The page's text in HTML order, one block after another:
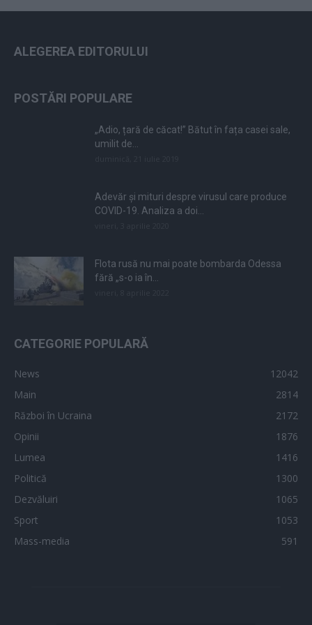
ALEGEREA EDITORULUI
POSTĂRI POPULARE
„Adio, țară de căcat!” Bătut în fața casei sale,
umilit de...
Adevăr și mituri despre virusul care produce
COVID-19. Analiza a doi...
Flota rusă nu mai poate bombarda Odessa
fără „s-o ia în...
CATEGORIE POPULARĂ
News
12042
Main
2814
Război în Ucraina
2172
Opinii
1876
Lumea
1416
Politică
1300
Dezvăluiri
1065
Sport
1053
Mass-media
591